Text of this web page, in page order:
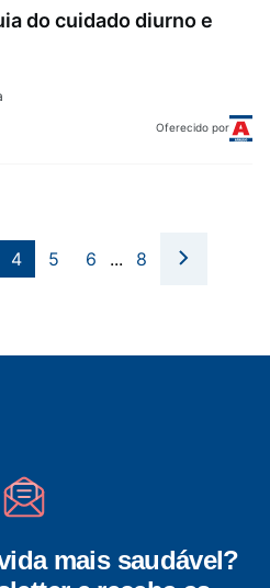
do cuidado diurno e
Oferecido por
4 5 6 ... 8
mais saudável?